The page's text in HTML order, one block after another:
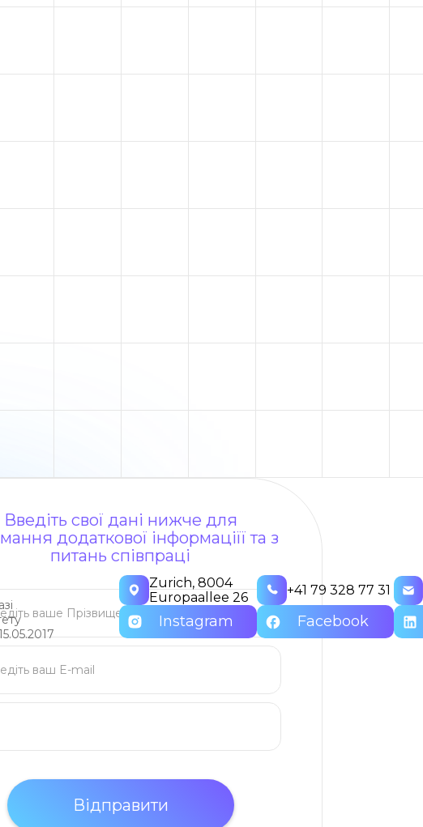
Введіть свої дані нижче для
додаткової інформаціїї та з
питань співпраці
Zurich, 8004
Europaallee 26
+41 79 328 77 31
Instagram Facebook